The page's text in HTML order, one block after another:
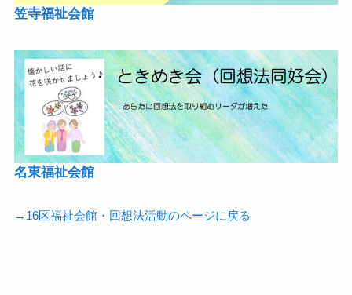
笠寺福祉会館
名東福祉会館
→16区福祉会館・回想法活動のページに戻る